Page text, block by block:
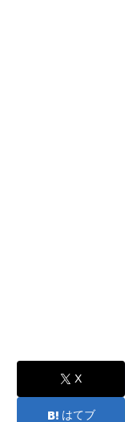
X
はてブ